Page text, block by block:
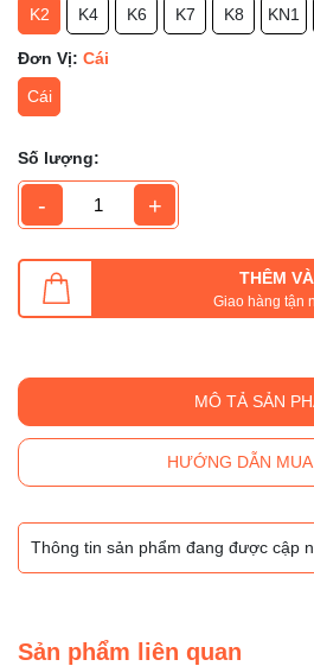
K2
K4 K6 K7 K8 KN1
Đơn Vị: Cái
Cái
Số lượng:
- +
THÊM
Giao hàng tận
MÔ TẢ SẢN
HƯỚNG DẪN
Thông tin sản phẩm đang được cập
Sản phẩm liên quan